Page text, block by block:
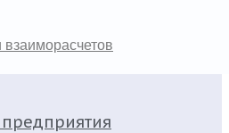
взаиморасчетов
предприятия